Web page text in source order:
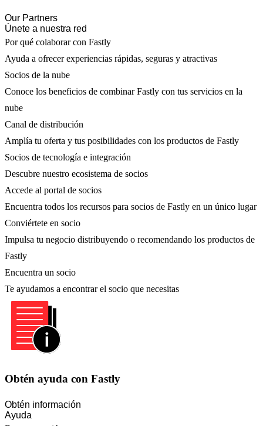
Our Partners
Únete a nuestra red
Por qué colaborar con Fastly
Ayuda a ofrecer experiencias rápidas, seguras y atractivas
Socios de la nube
Conoce los beneficios de combinar Fastly con tus servicios en la
nube
Canal de distribución
Amplía tu oferta y tus posibilidades con los productos de Fastly
Socios de tecnología e integración
Descubre nuestro ecosistema de socios
Accede al portal de socios
Encuentra todos los recursos para socios de Fastly en un único lugar
Conviértete en socio
Impulsa tu negocio distribuyendo o recomendando los productos de
Fastly
Encuentra un socio
Te ayudamos a encontrar el socio que necesitas
Obtén ayuda con Fastly
Obtén información
Ayuda